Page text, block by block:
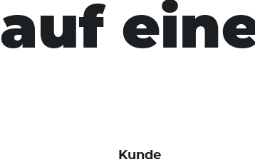
auf
Kunde